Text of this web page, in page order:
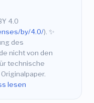
4.0
by/4.0/). ✨
des
nicht von den
technische
lesen